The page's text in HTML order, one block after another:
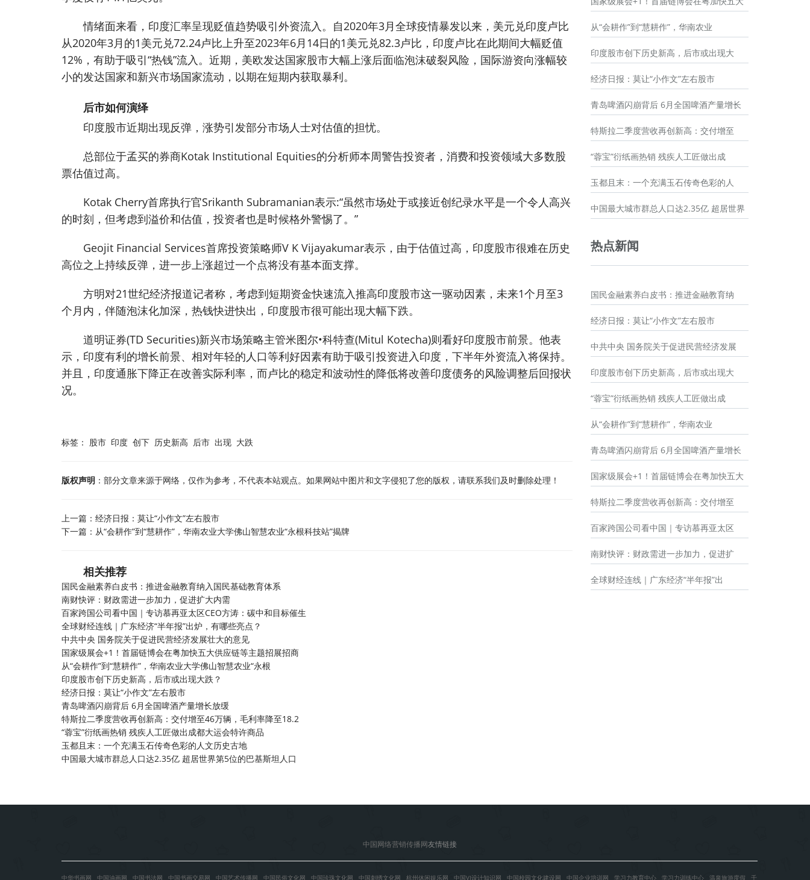
情绪面来看，印度汇率呈现贬值趋势吸引外资流入。自2020年3月全球疫情暴发以来，美元兑印度卢比
从2020年3月的1美元兑72.24卢比上升至2023年6月14日的1美元兑82.3卢比，印度卢比在此期间大幅贬值
12%，有助于吸引“热钱”流入。近期，美欧发达国家股市大幅上涨后面临泡沫破裂风险，国际游资向涨幅较
小的发达国家和新兴市场国家流动，以期在短期内获取暴利。
后市如何演绎
印度股市近期出现反弹，涨势引发部分市场人士对估值的担忧。
总部位于孟买的券商Kotak Institutional Equities的分析师本周警告投资者，消费和投资领域大多数股
票估值过高。
Kotak Cherry首席执行官Srikanth Subramanian表示:“虽然市场处于或接近创纪录水平是一个令人高兴
的时刻，但考虑到溢价和估值，投资者也是时候格外警惕了。”
Geojit Financial Services首席投资策略师V K Vijayakumar表示，由于估值过高，印度股市很难在历史
高位之上持续反弹，进一步上涨超过一个点将没有基本面支撑。
方明对21世纪经济报道记者称，考虑到短期资金快速流入推高印度股市这一驱动因素，未来1个月至3
个月内，伴随泡沫化加深，热钱快进快出，印度股市很可能出现大幅下跌。
道明证券(TD Securities)新兴市场策略主管米图尔•科特查(Mitul Kotecha)则看好印度股市前景。他表
示，印度有利的增长前景、相对年轻的人口等利好因素有助于吸引投资进入印度，下半年外资流入将保持。
并且，印度通胀下降正在改善实际利率，而卢比的稳定和波动性的降低将改善印度债务的风险调整后回报状
况。
标签： 股市 印度 创下 历史新高 后市 出现 大跌
版权声明 ：部分文章来源于网络，仅作为参考，不代表本站观点。如果网站中图片和文字侵犯了您的版权，请联系我们及时删除处理！
上一篇： 经济日报：莫让“小作文”左右股市
下一篇： 从“会耕作”到“慧耕作”，华南农业大学佛山智慧农业“永根科技站”揭牌
相关推荐
国民金融素养白皮书：推进金融教育纳入国民基础教育体系
南财快评：财政需进一步加力，促进扩大内需
百家跨国公司看中国｜专访慕再亚太区CEO方涛：碳中和目标催生
全球财经连线｜广东经济“半年报”出炉，有哪些亮点？
中共中央 国务院关于促进民营经济发展壮大的意见
国家级展会+1！首届链博会在粤加快五大供应链等主题招展招商
从“会耕作”到“慧耕作”，华南农业大学佛山智慧农业“永根
印度股市创下历史新高，后市或出现大跌？
经济日报：莫让“小作文”左右股市
青岛啤酒闪崩背后 6月全国啤酒产量增长放缓
特斯拉二季度营收再创新高：交付增至46万辆，毛利率降至18.2
“蓉宝”衍纸画热销 残疾人工匠做出成都大运会特许商品
玉都且末：一个充满玉石传奇色彩的人文历史古地
中国最大城市群总人口达2.35亿 超居世界第5位的巴基斯坦人口
从“会耕作”到“慧耕作”，华南农业
印度股市创下历史新高，后市或出现大
经济日报：莫让“小作文”左右股市
青岛啤酒闪崩背后 6月全国啤酒产量增长
特斯拉二季度营收再创新高：交付增至
“蓉宝”衍纸画热销 残疾人工匠做出成
玉都且末：一个充满玉石传奇色彩的人
中国最大城市群总人口达2.35亿 超居世界
热点新闻
国民金融素养白皮书：推进金融教育纳
经济日报：莫让“小作文”左右股市
中共中央 国务院关于促进民营经济发展
印度股市创下历史新高，后市或出现大
“蓉宝”衍纸画热销 残疾人工匠做出成
从“会耕作”到“慧耕作”，华南农业
青岛啤酒闪崩背后 6月全国啤酒产量增长
国家级展会+1！首届链博会在粤加快五大
特斯拉二季度营收再创新高：交付增至
百家跨国公司看中国｜专访慕再亚太区
南财快评：财政需进一步加力，促进扩
全球财经连线｜广东经济“半年报”出
中国网络营销传播网友情链接
中华书画网 中国油画网 中国书法网 中国书画交易网 中国艺术传播网 中国民俗文化网 中国珍珠文化网 中国刺绣文化网 杭州休闲娱乐网 中国VI设计知识网 中国校园文化建设网 中国企业培训网 学习力教育中心 学习力训练中心 温泉旅游度假 千